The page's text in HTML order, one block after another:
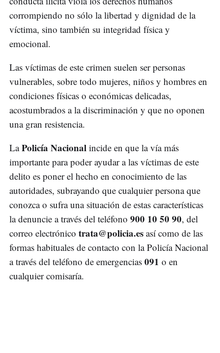
corrompiendo no sólo la libertad y dignidad de la
víctima, sino también su integridad física y
emocional.
Las víctimas de este crimen suelen ser personas
vulnerables, sobre todo mujeres, niños y hombres en
condiciones físicas o económicas delicadas,
acostumbrados a la discriminación y que no oponen
una gran resistencia.
LaPolicía Nacional incide en que la vía más
importante para poder ayudar a las víctimas de este
delito es poner el hecho en conocimiento de las
autoridades, subrayando que cualquier persona que
conozca o sufra una situación de estas características
la denuncie a través del teléfono 900 10 50 90, del
correo electrónico trata@policia.es así como de las
formas habituales de contacto con la Policía Nacional
a través del teléfono de emergencias 091 o en
cualquier comisaría.